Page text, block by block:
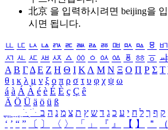
北京 을 입력하시려면 beijing을
시면 됩니다.
ㅥ ㅦ ㅧ ㅨ ㅩ ㅪ ㅫ ㅬ ㅭ ㅮ ㅯ ㅰ ㅱ ㅲ
ㅺ ㅻ ㅼ ㅽ ㅾ ㅿ ㆀ ㆁ ㆂ ㆃ ㆄ ㆅ ㆆ ㆇ
Α Β ΓΔ Ε Ζ Η Θ Ι ΚΛ Μ Ν Ξ Ο Π Ρ Σ Τ
θ ι κ λ μ ν ξ ο π ρ σ τ υ φ χ ψ ω
á à Á À é è É È ç Ç ê
Ä Ö Ü ä ö ü ß
ִֶֹ ֻּ ׁׂ ק ף ך ל ח י ע כ ג ד ש ץ ת צ מ נ ה ב
‘ ’ “ ” 〔 〕 〈 〉 「 」 『 』 【 】 ＂ （